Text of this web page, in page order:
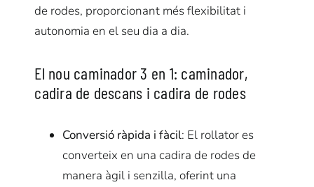
de rodes, proporcionant més flexibilitat i
autonomia en el seu dia a dia.
El nou caminador 3 en 1: caminador,
cadira de descans i cadira de rodes
Conversió ràpida i fàcil: El rollatores
converteix en una cadira de rodes de
manera àgil i senzilla, oferint una